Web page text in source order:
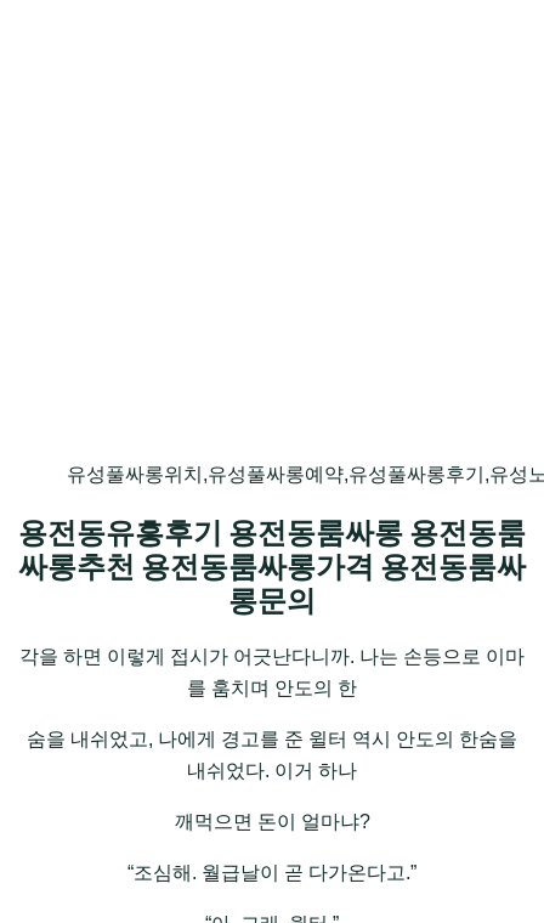
유성풀싸롱위치,유성풀싸롱예약,유성풀싸롱후기,유성
용전동유흥후기 용전동룸싸롱 용전동룸
싸롱추천 용전동룸싸롱가격 용전동룸싸
롱문의
각을 하면 이렇게 접시가 어긋난다니까. 나는 손등으로 이마
를 훔치며 안도의 한
숨을 내쉬었고, 나에게 경고를 준 윌터 역시 안도의 한숨을
내쉬었다. 이거 하나
깨먹으면 돈이 얼마냐?
“조심해. 월급날이 곧 다가온다고.”